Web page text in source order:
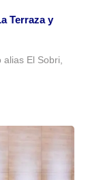
Terraza y
El Sobri,